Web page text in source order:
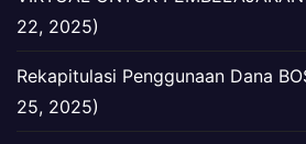
22, 2025)
Rekapitulasi Penggunaan Dana
25, 2025)